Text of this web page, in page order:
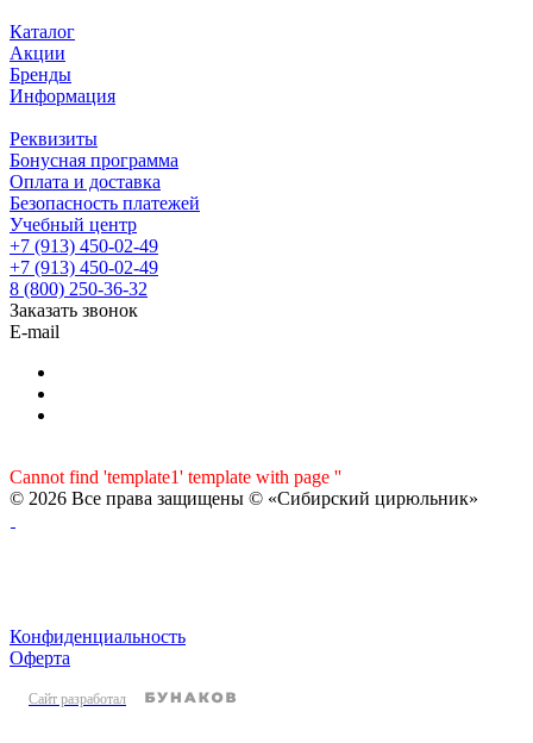
Каталог
Акции
Бренды
Информация
Реквизиты
Бонусная программа
Оплата и доставка
Безопасность платежей
Учебный центр
+7 (913) 450-02-49
+7 (913) 450-02-49
8 (800) 250-36-32
Заказать звонок
E-mail
Cannot find 'template1' template with page ''
© 2026 Все права защищены © «Сибирский цирюльник»
Конфиденциальность
Оферта
Сайт разработал